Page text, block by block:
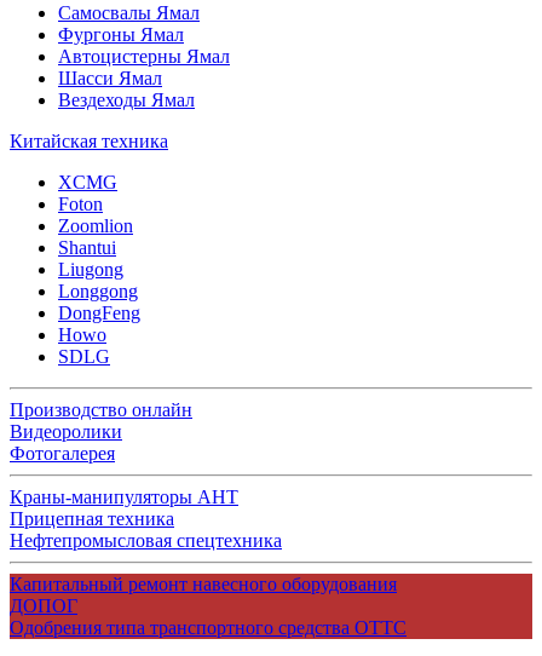
Самосвалы Ямал
Фургоны Ямал
Автоцистерны Ямал
Шасси Ямал
Вездеходы Ямал
Китайская техника
XCMG
Foton
Zoomlion
Shantui
Liugong
Longgong
DongFeng
Howo
SDLG
Производство онлайн
Видеоролики
Фотогалерея
Краны-манипуляторы АНТ
Прицепная техника
Нефтепромысловая спецтехника
Капитальный ремонт навесного оборудования
ДОПОГ
Одобрения типа транспортного средства ОТТС